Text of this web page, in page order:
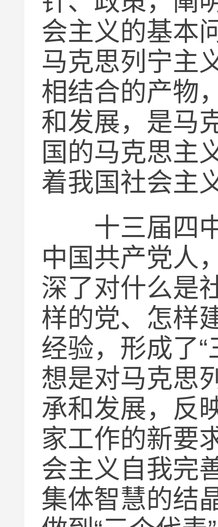
会主义的基本
马克思列宁主
相结合的产物
和发展，是马
国的马克思主
着我国社会主
十三届四中
中国共产党人
深了对什么是
样的党、怎样
经验，形成了“
想是对马克思
承和发展，反
家工作的新要
会主义自我完
集体智慧的结